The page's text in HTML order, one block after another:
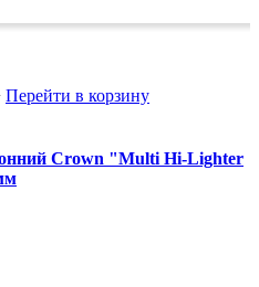
Перейти в корзину
Crown "Multi Hi-Lighter